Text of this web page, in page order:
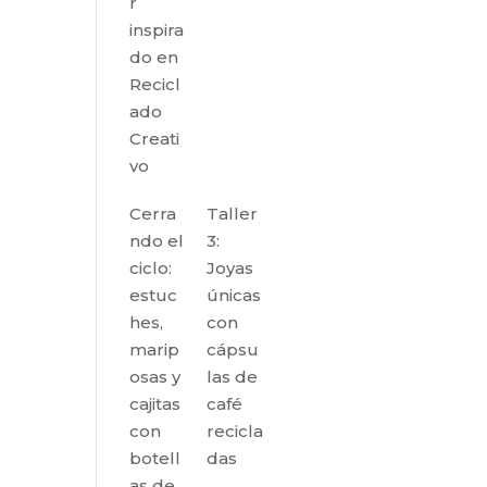
inspira
do en
Recicl
ado
Creati
vo
Cerra
ndo el
ciclo:
estuc
hes,
marip
osas y
cajitas
con
botell
Taller
3:
Joyas
únicas
con
cápsu
las de
café
recicla
das